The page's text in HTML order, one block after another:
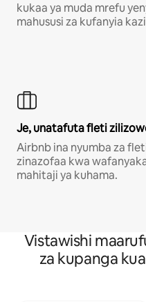
kukaa ya muda mrefu
mahususi za kufanyia
Je, unatafuta fleti
Airbnb ina nyumba za
zinazofaa kwa
mahitaji ya kuhama.
Vistawishi
za kupanga